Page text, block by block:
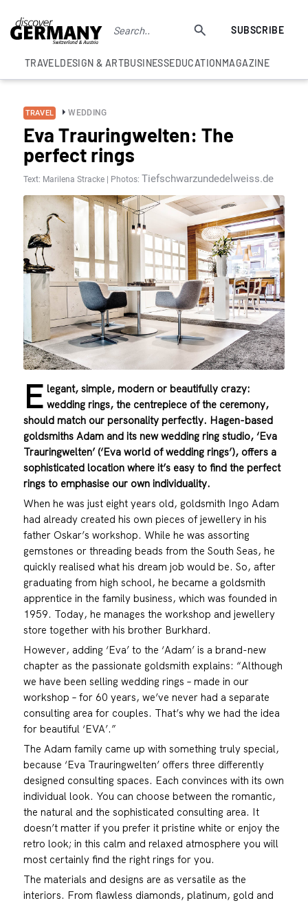
SUBSCRIBE
TRAVELDESIGN & ARTBUSINESSEDUCATIONMAGAZINE
TRAVEL WEDDING
Eva Trauringwelten: The
perfect rings
Text: Marilena Stracke | Photos: Tiefschwarzundedelweiss.de
E legant, simple, modern or beautifully crazy:
wedding rings, the centrepiece of the ceremony,
should match our personality perfectly. Hagen-based
goldsmiths Adam and its new wedding ring studio, ‘Eva
Trauringwelten’ (‘Eva world of wedding rings’), offers a
sophisticated location where it’s easy to find the perfect
rings to emphasise our own individuality.
When he was just eight years old, goldsmith Ingo Adam
had already created his own pieces of jewellery in his
father Oskar’s workshop. While he was assorting
gemstones or threading beads from the South Seas, he
quickly realised what his dream job would be. So, after
graduating from high school, he became a goldsmith
apprentice in the family business, which was founded in
1959. Today, he manages the workshop and jewellery
store together with his brother Burkhard.
However, adding ‘Eva’ to the ‘Adam’ is a brand-new
chapter as the passionate goldsmith explains: “Although
we have been selling wedding rings – made in our
workshop – for 60 years, we’ve never had a separate
consulting area for couples. That’s why we had the idea
for beautiful ‘EVA’.”
The Adam family came up with something truly special,
because ‘Eva Trauringwelten’ offers three differently
designed consulting spaces. Each convinces with its own
individual look. You can choose between the romantic,
the natural and the sophisticated consulting area. It
doesn’t matter if you prefer it pristine white or enjoy the
retro look; in this calm and relaxed atmosphere you will
most certainly find the right rings for you.
The materials and designs are as versatile as the
interiors. From flawless diamonds, platinum, gold and